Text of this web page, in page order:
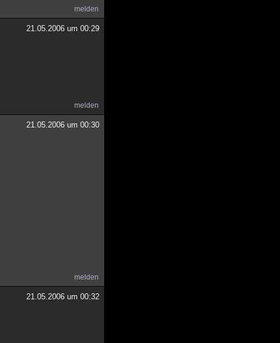
melden
21.05.2006 um 00:29
melden
21.05.2006 um 00:30
melden
21.05.2006 um 00:32